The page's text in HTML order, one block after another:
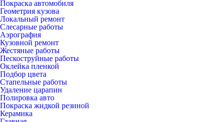
Покраска автомобиля
Геометрия кузова
Локальный ремонт
Слесарные работы
Аэрография
Кузовной ремонт
Жестяные работы
Пескоструйные работы
Оклейка пленкой
Подбор цвета
Стапельные работы
Удаление царапин
Полировка авто
Покраска жидкой резиной
Керамика